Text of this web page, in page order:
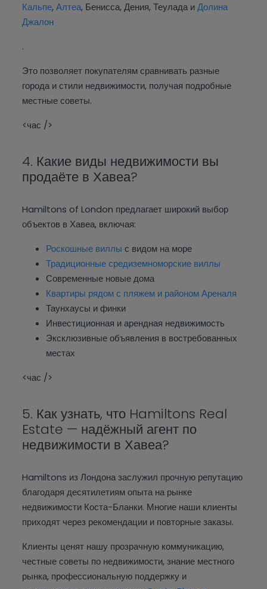
Кальпе,Алтеа, Бенисса, Дения, Теулада иДолина
Джалон
.
Это позволяет покупателям сравнивать разные
города и стили недвижимости, получая подробные
местные советы.
<час />
4. Какие виды недвижимости вы
продаёте в Хавеа?
Hamiltons of London предлагает широкий выбор
объектов в Хавеа, включая:
Роскошные виллы с видом на море
Традиционные средиземноморские виллы
Современные новые дома
Квартиры рядом с пляжем и районом Ареналя
Таунхаусы и финки
Инвестиционная и арендная недвижимость
Эксклюзивные объявления в востребованных
местах
<час />
5. Как узнать, что Hamiltons Real
Estate — надёжный агент по
недвижимости в Хавеа?
Hamiltons из Лондона заслужил прочную репутацию
благодаря десятилетиям опыта на рынке
недвижимости Коста-Бланки. Многие наши клиенты
приходят через рекомендации и повторные заказы.
Клиенты ценят нашу прозрачную коммуникацию,
честные советы по недвижимости, знание местного
рынка, профессиональную поддержку и